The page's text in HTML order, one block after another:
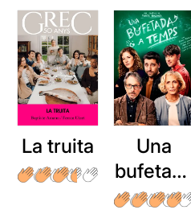
La truita
Una
bufetada
a temps